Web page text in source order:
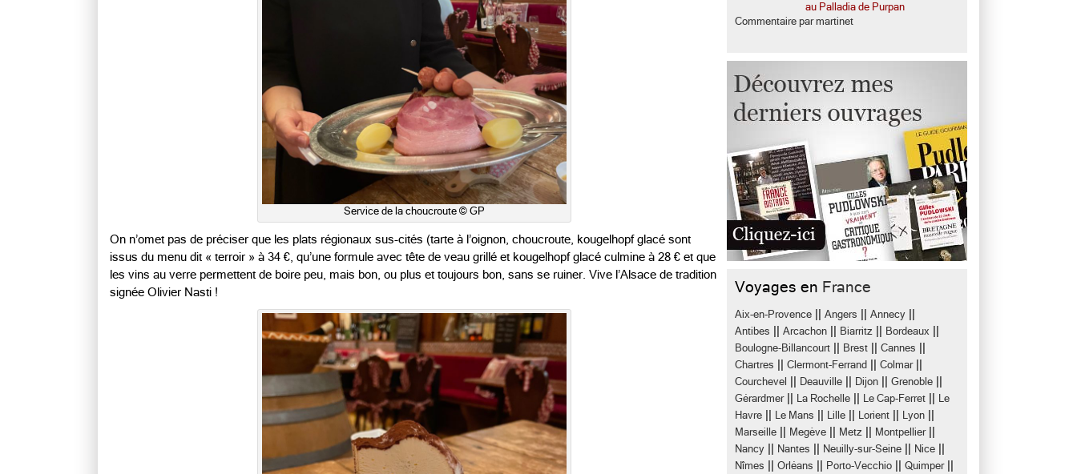
Service de la choucroute © GP
On n’omet pas de préciser que les plats régionaux sus-cités (tarte à l’oignon, choucroute, kougelhopf glacé sont
issus du menu dit « terroir » à 34 €, qu’une formule avec tête de veau grillé et kougelhopf glacé culmine à 28 € et que
les vins au verre permettent de boire peu, mais bon, ou plus et toujours bon, sans se ruiner. Vive l’Alsace de tradition
signée Olivier Nasti !
au Palladia de Purpan
Commentaire par martinet
Voyages en France
Aix-en-Provence Angers Annecy
Antibes Arcachon Biarritz Bordeaux
Boulogne-Billancourt Brest Cannes
Chartres Clermont-Ferrand Colmar||
Courchevel Deauville Dijon Grenoble
Gérardmer|| La Rochelle Le Cap-Ferret
Le
Havre
Le Mans Lille Lorient Lyon
Marseille Megève Metz Montpellier||
Nancy Nantes Neuilly-sur-Seine Nice
Nîmes Orléans Porto-Vecchio Quimper||